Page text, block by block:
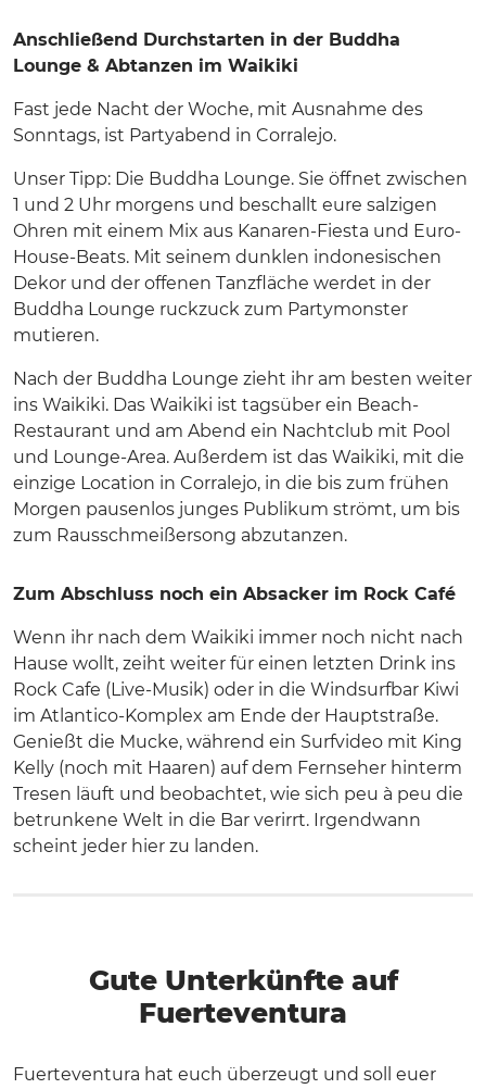
Anschließend Durchstarten in der Buddha
Lounge & Abtanzen im Waikiki
Fast jede Nacht der Woche, mit Ausnahme des
Sonntags, ist Partyabend in Corralejo.
Unser Tipp: Die Buddha Lounge. Sie öffnet zwischen
1 und 2 Uhr morgens und beschallt eure salzigen
Ohren mit einem Mix aus Kanaren-Fiesta und Euro-
House-Beats. Mit seinem dunklen indonesischen
Dekor und der offenen Tanzfläche werdet in der
Buddha Lounge ruckzuck zum Partymonster
mutieren.
Nach der Buddha Lounge zieht ihr am besten weiter
ins Waikiki. Das Waikiki ist tagsüber ein Beach-
Restaurant und am Abend ein Nachtclub mit Pool
und Lounge-Area. Außerdem ist das Waikiki, mit die
einzige Location in Corralejo, in die bis zum frühen
Morgen pausenlos junges Publikum strömt, um bis
zum Rausschmeißersong abzutanzen.
Zum Abschluss noch ein Absacker im Rock Café
Wenn ihr nach dem Waikiki immer noch nicht nach
Hause wollt, zeiht weiter für einen letzten Drink ins
Rock Cafe (Live-Musik) oder in die Windsurfbar Kiwi
im Atlantico-Komplex am Ende der Hauptstraße.
Genießt die Mucke, während ein Surfvideo mit King
Kelly (noch mit Haaren) auf dem Fernseher hinterm
Tresen läuft und beobachtet, wie sich peu à peu die
betrunkene Welt in die Bar verirrt. Irgendwann
scheint jeder hier zu landen.
Gute Unterkünfte auf
Fuerteventura
Fuerteventura hat euch überzeugt und soll euer